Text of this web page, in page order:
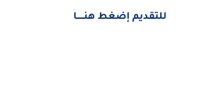
للتقديم إضغط هنــــــا